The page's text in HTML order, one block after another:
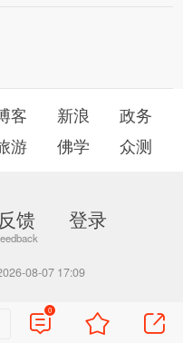
客 新浪
政务
游 佛学 众测
反馈 登录
08-07 17:09
0